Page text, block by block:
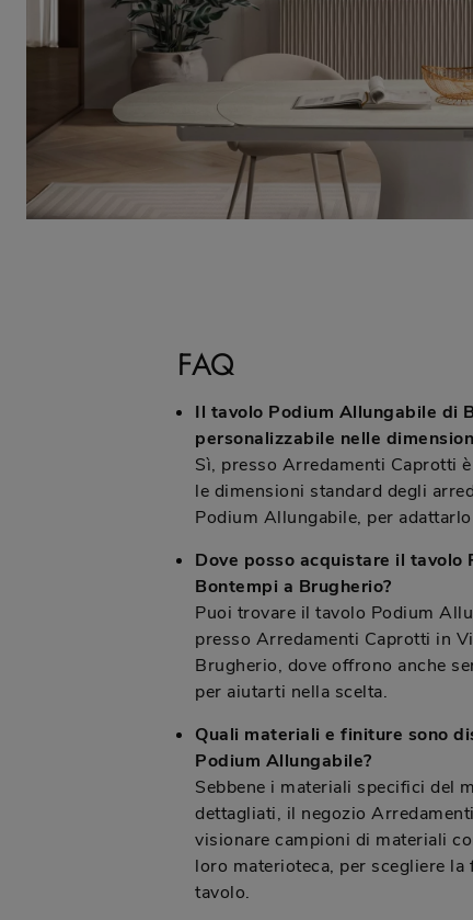
FAQ
Il tavolo Podium Allungabile di
personalizzabile nelle
Sì, presso Arredamenti Caprotti
le dimensioni standard degli
Podium Allungabile, per
Dove posso acquistare il tavolo
Bontempi a Brugherio?
Puoi trovare il tavolo Podium
presso Arredamenti Caprotti in
Brugherio, dove offrono anche
per aiutarti nella scelta.
Quali materiali e finiture sono
Podium Allungabile?
Sebbene i materiali specifici del
dettagliati, il negozio
visionare campioni di materiali
loro materioteca, per scegliere
tavolo.